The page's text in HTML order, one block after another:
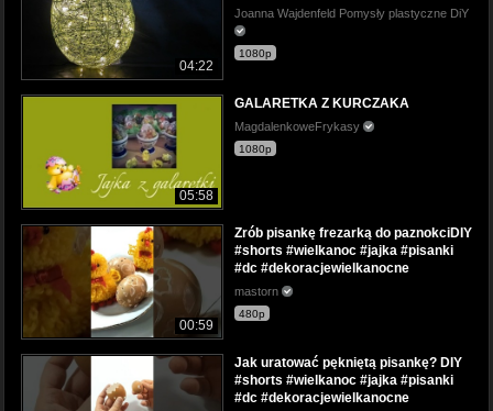
04:22
Joanna Wajdenfeld Pomysły plastyczne DiY
1080p
05:58
GALARETKA Z KURCZAKA
MagdalenkoweFrykasy
1080p
00:59
Zrób pisankę frezarką do paznokciDIY
#shorts #wielkanoc #jajka #pisanki
#dc #dekoracjewielkanocne
mastorn
480p
Jak uratować pękniętą pisankę? DIY
#shorts #wielkanoc #jajka #pisanki
#dc #dekoracjewielkanocne